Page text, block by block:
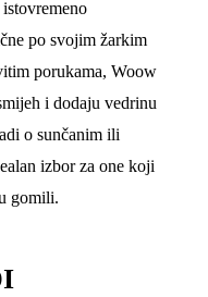
po svojim žarkim
porukama, Woow
i dodaju vedrinu
o sunčanim ili
izbor za one koji
gomili.